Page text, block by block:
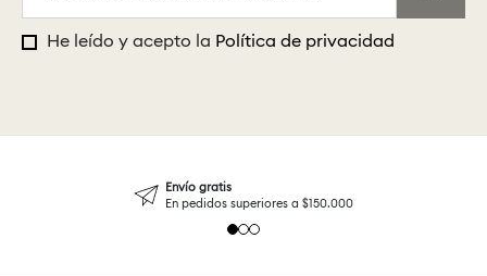
He leído y acepto la Política de privacidad
Envío gratis
En pedidos superiores a $150.000